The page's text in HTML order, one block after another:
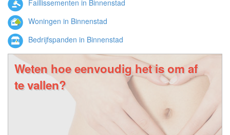
Faillissementen in Binnenstad
Woningen in Binnenstad
Bedrijfspanden in Binnenstad
Weten hoe eenvoudig het is om af
te vallen?